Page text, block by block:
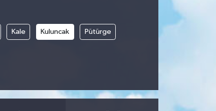
Kale Kuluncak Pütürge